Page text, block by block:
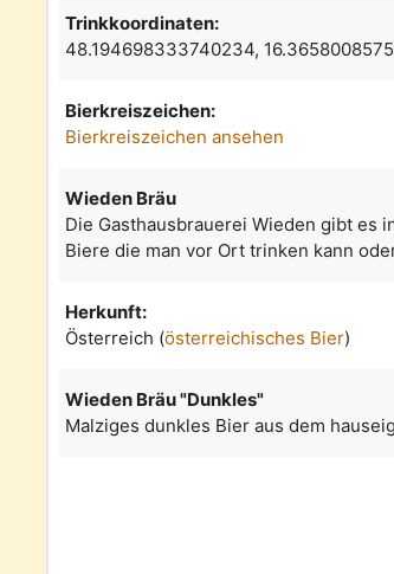
Trinkkoordinaten:
48.194698333740234,
Bierkreiszeichen:
Bierkreiszeichen ansehen
Wieden Bräu
Die Gasthausbrauerei Wieden gibt es
Biere die man vor Ort trinken kann
Herkunft:
Österreich (österreichisches Bier)
Wieden Bräu "Dunkles"
Malziges dunkles Bier aus dem